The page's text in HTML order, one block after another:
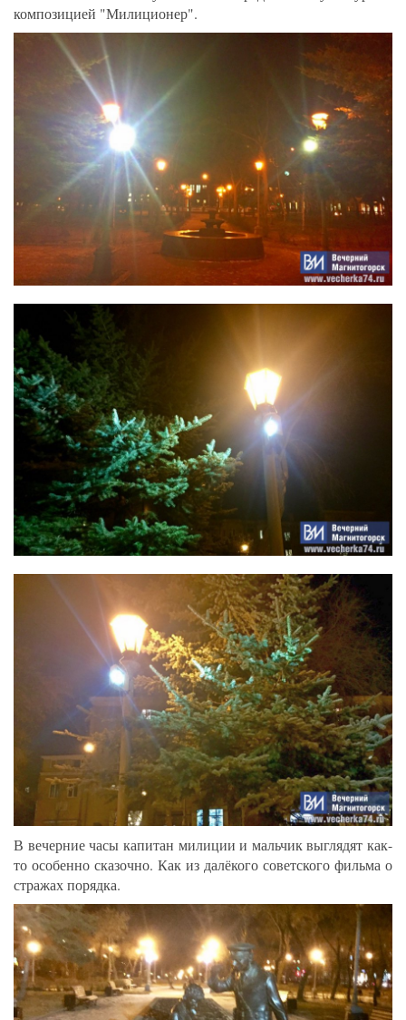
композицией "Милиционер".
В вечерние часы капитан милиции и мальчик выглядят как-
то особенно сказочно. Как из далёкого советского фильма о
стражах порядка.